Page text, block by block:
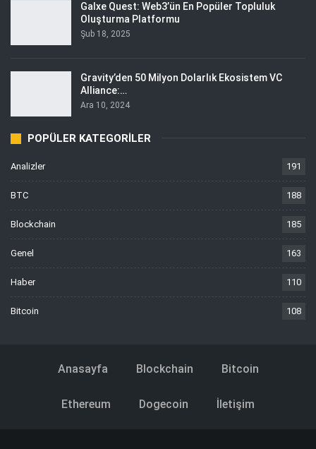
Galxe Quest: Web3’ün En Popüler Topluluk
Oluşturma Platformu
Şub 18, 2025
Gravity’den 50 Milyon Dolarlık Ekosistem VC
Alliance:…
Ara 10, 2024
POPÜLER KATEGORILER
Analizler 191
BTC 188
Blockchain 185
Genel 163
Haber 110
Bitcoin 108
Anasayfa Blockchain Bitcoin
Ethereum Dogecoin İletişim